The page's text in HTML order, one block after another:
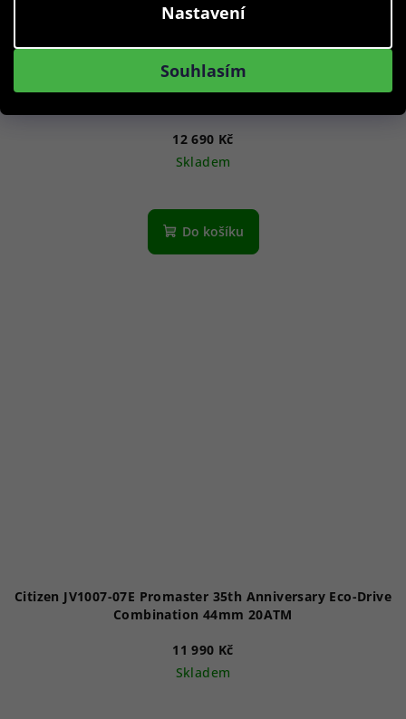
Nastavení
Souhlasím
12 690 Kč
Skladem
Do košíku
Citizen JV1007-07E Promaster 35th Anniversary Eco-Drive
Combination 44mm 20ATM
11 990 Kč
Skladem